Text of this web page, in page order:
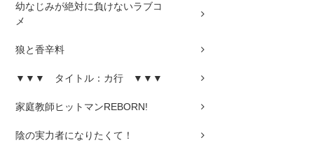
幼なじみが絶対に負けないラブコ
メ
狼と香辛料
▼▼▼ タイトル：カ行 ▼▼▼
家庭教師ヒットマンREBORN!
陰の実力者になりたくて！